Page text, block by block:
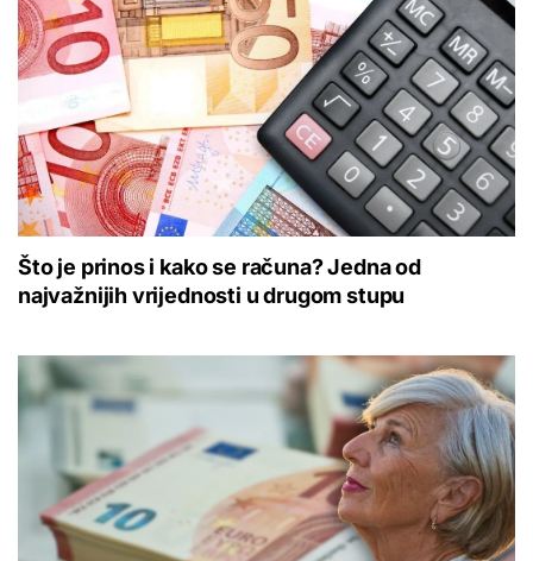
Što je prinos i kako se računa? Jedna od
najvažnijih vrijednosti u drugom stupu